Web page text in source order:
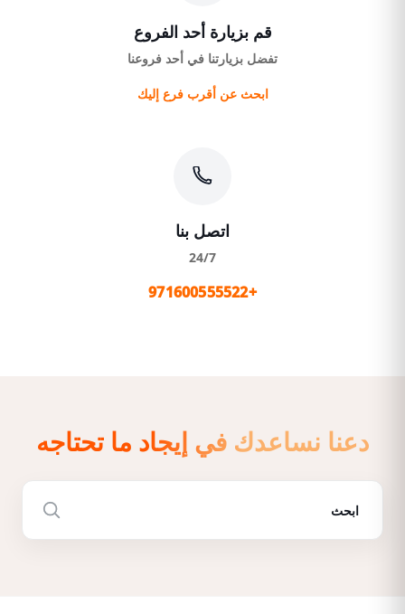
قم بزيارة أحد الفروع
تفضل بزيارتنا في أحد فروعنا
ابحث عن أقرب فرع إليك
اتصل بنا
24/7
+971600555522
دعنا نساعدك في إيجاد ما تحتاجه